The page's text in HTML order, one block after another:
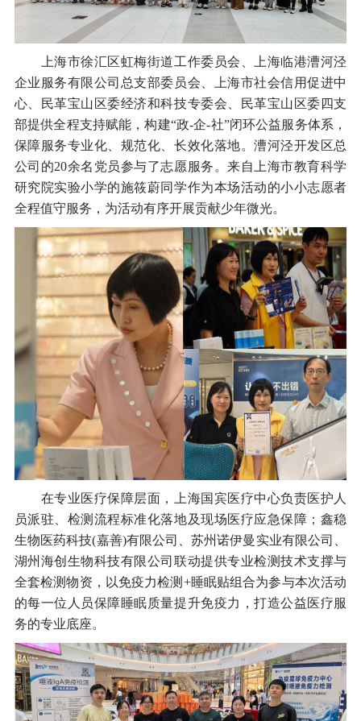
上海市徐汇区虹梅街道工作委员会、上海临港漕河泾
企业服务有限公司总支部委员会、上海市社会信用促进中
心、民革宝山区委经济和科技专委会、民革宝山区委四支
部提供全程支持赋能，构建“政-企-社”闭环公益服务体系，
保障服务专业化、规范化、长效化落地。漕河泾开发区总
公司的20余名党员参与了志愿服务。来自上海市教育科学
研究院实验小学的施筱蔚同学作为本场活动的小小志愿者
全程值守服务，为活动有序开展贡献少年微光。
在专业医疗保障层面，上海国宾医疗中心负责医护人
员派驻、检测流程标准化落地及现场医疗应急保障；鑫稳
生物医药科技(嘉善)有限公司、苏州诺伊曼实业有限公司、
湖州海创生物科技有限公司联动提供专业检测技术支撑与
全套检测物资，以免疫力检测+睡眠贴组合为参与本次活动
的每一位人员保障睡眠质量提升免疫力，打造公益医疗服
务的专业底座。